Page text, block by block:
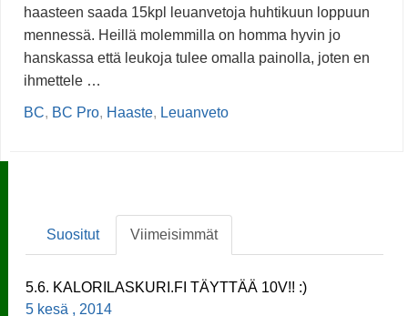
haasteen saada 15kpl leuanvetoja huhtikuun loppuun
mennessä. Heillä molemmilla on homma hyvin jo
hanskassa että leukoja tulee omalla painolla, joten en
ihmettele …
BC, BC Pro, Haaste, Leuanveto
Suositut Viimeisimmät
5.6. KALORILASKURI.FI TÄYTTÄÄ 10V!! :)
5 kesä , 2014